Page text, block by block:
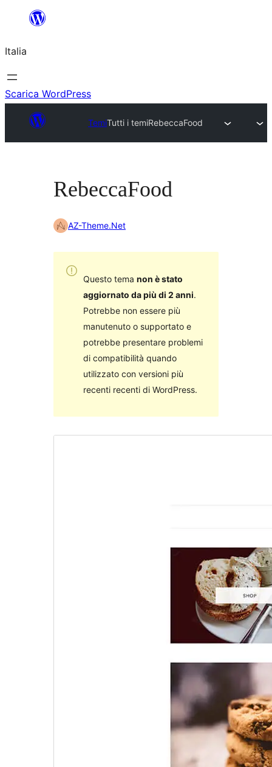
contenuto
Italia
Scarica WordPress
TemiTutti i temiRebeccaFood
RebeccaFood
AZ-Theme.Net
Questo tema non è stato
aggiornato da più di 2 anni.
Potrebbe non essere più
manutenuto o supportato e
potrebbe presentare problemi
di compatibilità quando
utilizzato con versioni più
recenti recenti di WordPress.